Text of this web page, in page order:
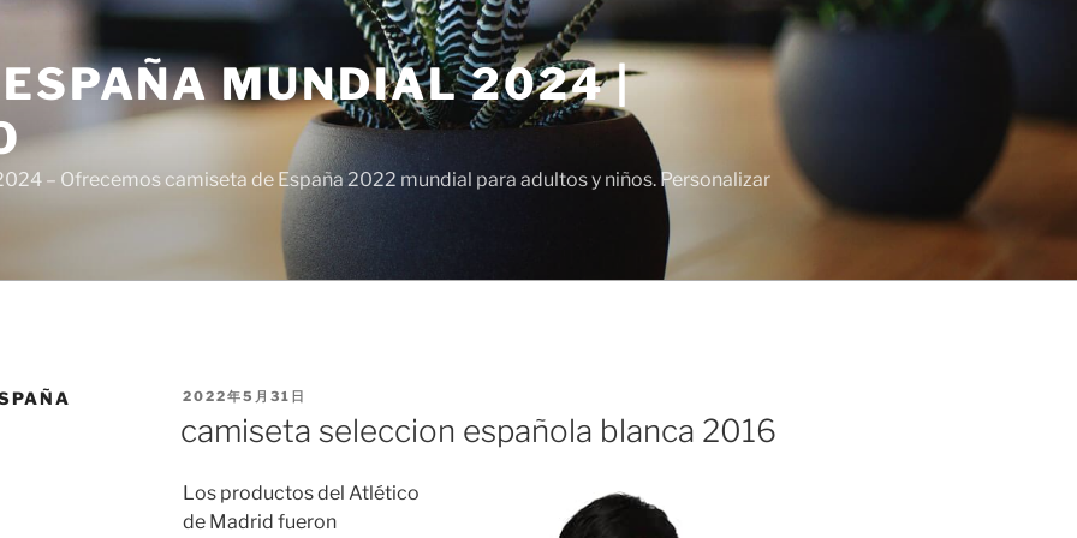
MUNDIAL 2024 |
– Ofrecemos camiseta de España 2022 mundial para adultos y niños. Personalizar
PUBLICADO
2022年5月31日
camiseta seleccion española blanca 2016
Los productos del Atlético
de Madrid fueron